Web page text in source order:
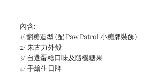
內含:
1/ 翻糖造型 (配 Paw Patrol 小糖牌裝飾)
2/ 朱古力外殼
3/ 自選蛋糕口味及隨機糖果
4/ 手繪生日牌